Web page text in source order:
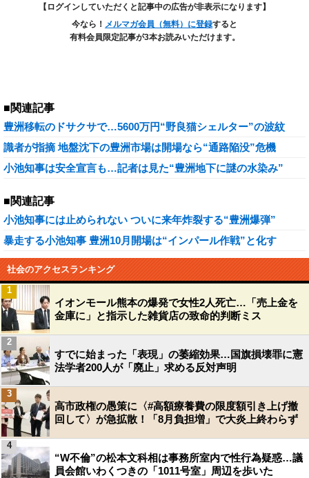
【ログインしていただくと記事中の広告が非表示になります】
今なら！ メルマガ会員（無料）に登録すると
有料会員限定記事が3本お読みいただけます。
■関連記事
豊洲移転のドサクサで…5600万円“野良猫シェルター”の波紋
識者が指摘 地盤沈下の豊洲市場は開場なら“通路陥没”危機
小池知事は安全宣言も…記者は見た“豊洲地下に謎の水染み”
■関連記事
小池知事には止められない ついに来年炸裂する“豊洲爆弾”
暴走する小池知事 豊洲10月開場は“インパール作戦”と化す
社会のアクセスランキング
イオンモール熊本の爆発で女性2人死亡…「売上金を
金庫に」と指示した雑貨店の致命的判断ミス
1
すでに始まった「表現」の萎縮効果…国旗損壊罪に憲
法学者200人が「廃止」求める反対声明
2
高市政権の愚策に〈#高額療養費の限度額引き上げ撤
回して〉が急拡散！「8月負担増」で大炎上終わらず
3
“W不倫”の松本文科相は事務所室内で性行為疑惑…議
員会館いわくつきの「1011号室」周辺を歩いた
4